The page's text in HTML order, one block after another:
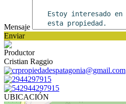
Mensaje
Enviar
Productor
Cristian Raggio
crpropiedadespatagonia@gmail.com
2944297915
542944297915
UBICACIÓN